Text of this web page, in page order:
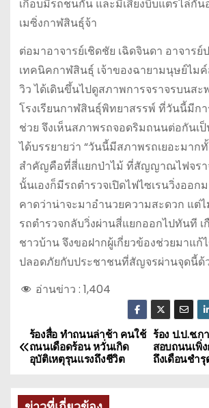
เกือบมีรถชนกัน และมีเสียงบีบแตรไล่กัน
เมซิ่งกาฬสินธุ์จ้า
ต่อมาอาจารย์เชิดชัย เฉิดจินดา อาจารย์
เทคนิคกาฬสินธุ์ เจ้าของฉายามนุษย์ไม
วิว ได้เดินขึ้นไปดูสภาพการจราจรบนส
โรงเรียนกาฬสินธุ์พิทยาสรรพ์ ที่วันนี้มีก
ช่วย จึงเห็นสภาพรถจอดริมถนนต่อกันเ
ได้บรรยายว่า “วันนี้มีสภาพรถเยอะมาก
สำคัญคือที่สี่แยกป่าไม้ ที่สัญญาณไฟจรา
นั้นเองก็มีรถตำรวจเปิดไฟไซเรนวิ่งออก
คาดว่าน่าจะมาอำนวยความสะดวก แต่
รถตำรวจกลับวิ่งผ่านสี่แยกออกไปทันที
ชาวบ้าน จึงขอฝากผู้เกี่ยวข้องช่วยมาแก้
ปลอดภัยกับประชาชนที่สัญจรผ่านจุดนี้ด้
อ่านข่าว : 1,404
แ
น
ะ
ร้อง ป.ป.ช.
สอบถนนเพิ่ง
ถึงเดือนชำรุ
ร้องสื่อ ทำถนนล่าช้า คนใช้
ถนนเดือดร้อน หวั่นเกิด
อุบัติเหตุรุนแรงถึงชีวิต